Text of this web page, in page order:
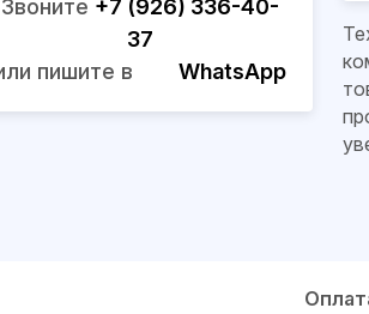
Звоните +7 (926) 336-40-
37
пишите в
WhatsApp